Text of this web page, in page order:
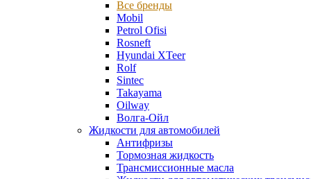
Все бренды
Mobil
Petrol Ofisi
Rosneft
Hyundai XTeer
Rolf
Sintec
Takayama
Oilway
Волга-Ойл
Жидкости для автомобилей
Антифризы
Тормозная жидкость
Трансмиссионные масла